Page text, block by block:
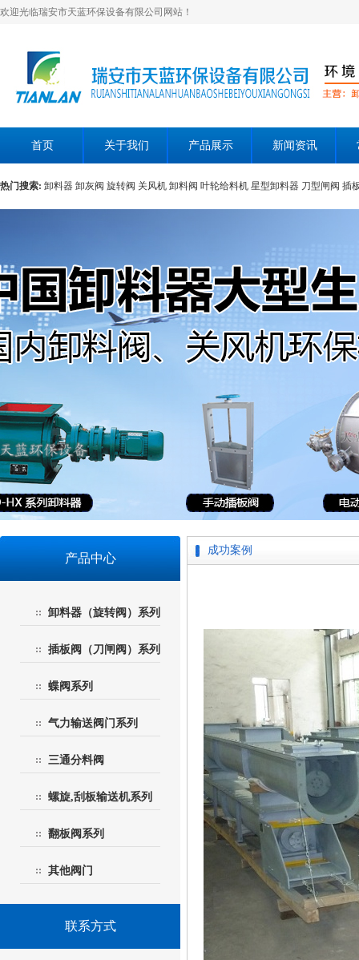
欢迎光临瑞安市天蓝环保设备有限公司网站！
首页 关于我们 产品展示 新闻资讯
热门搜索: 卸料器 卸灰阀 旋转阀 关风机 卸料阀 叶轮给料机 星型卸料器 刀型闸阀 插
产品中心
卸料器（旋转阀）系列
插板阀（刀闸阀）系列
蝶阀系列
气力输送阀门系列
三通分料阀
螺旋,刮板输送机系列
翻板阀系列
其他阀门
联系方式
成功案例